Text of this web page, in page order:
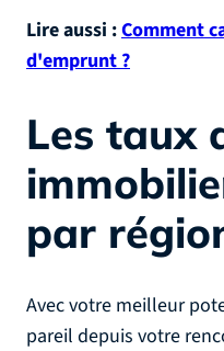
Lire aussi :Comment
d'emprunt ?
Les taux
par
Avec votre meilleur
pareil depuis votre